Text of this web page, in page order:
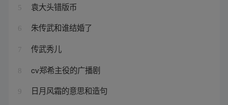
5 袁大头错版币
6 朱传武和谁结婚了
7 传武秀儿
8 cv郑希主役的广播剧
9 日月风霜的意思和造句